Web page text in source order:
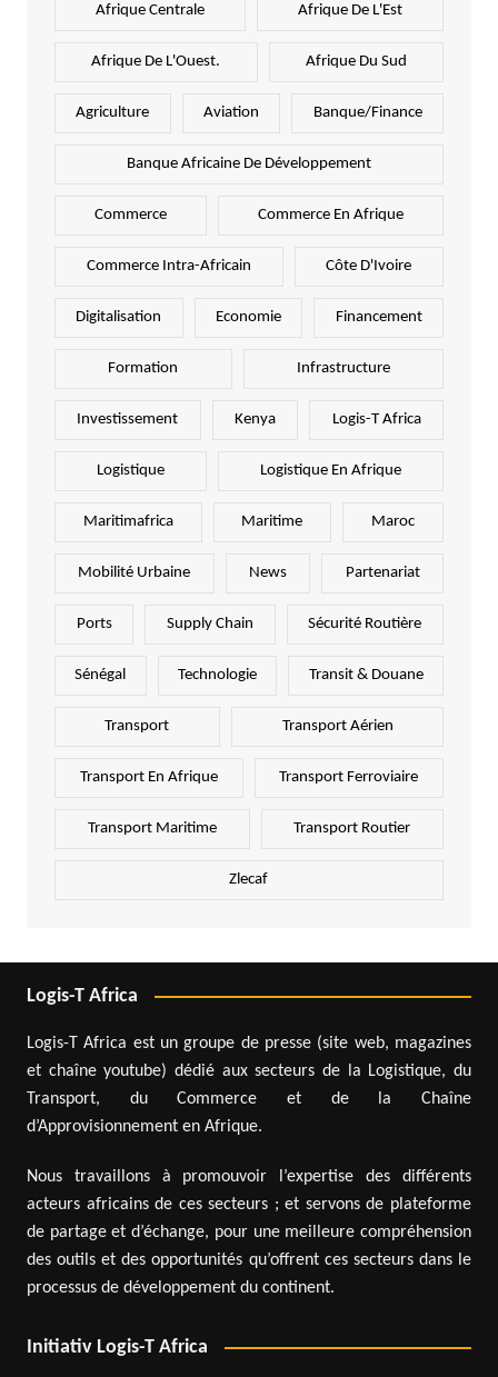
Afrique Centrale Afrique De L'Est
Afrique De L'Ouest. Afrique Du Sud
Agriculture Aviation Banque/Finance
Banque Africaine De Développement
Commerce Commerce En Afrique
Commerce Intra-Africain Côte D'Ivoire
Digitalisation Economie Financement
Formation Infrastructure
Investissement Kenya Logis-T Africa
Logistique Logistique En Afrique
Maritimafrica Maritime Maroc
Mobilité Urbaine News Partenariat
Ports Supply Chain Sécurité Routière
Sénégal Technologie Transit & Douane
Transport Transport Aérien
Transport En Afrique Transport Ferroviaire
Transport Maritime Transport Routier
Zlecaf
Logis-T Africa
Logis-T Africa est un groupe de presse (site web, magazines
et chaîne youtube) dédié aux secteurs de la Logistique, du
Transport, du Commerce et de la Chaîne
d’Approvisionnement en Afrique.
Nous travaillons à promouvoir l’expertise des différents
acteurs africains de ces secteurs ; et servons de plateforme
de partage et d’échange, pour une meilleure compréhension
des outils et des opportunités qu’offrent ces secteurs dans le
processus de développement du continent.
Initiativ Logis-T Africa